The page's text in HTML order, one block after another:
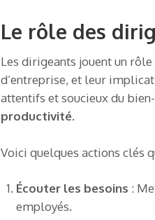
Le rôle des
Les dirigeants jouent un
d’entreprise, et leur
attentifs et soucieux du
productivité.
Voici quelques actions clés
Écouter les besoins :
employés.